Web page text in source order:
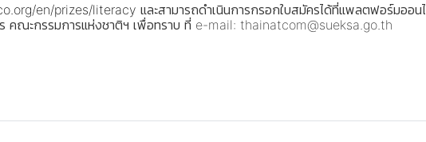
en/prizes/literacy และสามารถดำเนินการกรอกใบสมัครได้ที่แพลตฟอร์มออน
ร คณะกรรมการแห่งชาติฯ เพื่อทราบ ที่ e-mail: thainatcom@sueksa.go.th